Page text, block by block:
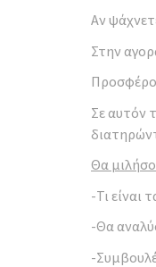
Αν
Στην
Σε αυτόν
Θα
-Τι είναι
-Θα
-